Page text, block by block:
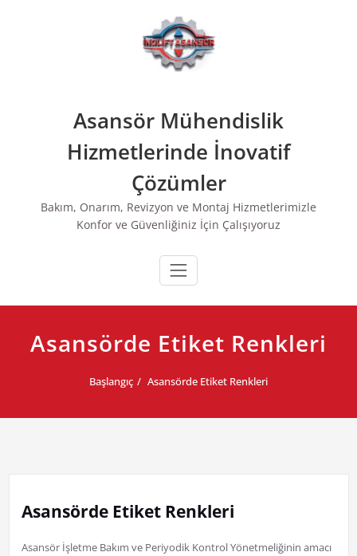
Asansör Mühendislik
Hizmetlerinde İnovatif
Çözümler
Bakım, Onarım, Revizyon ve Montaj Hizmetlerimizle
Konfor ve Güvenliğiniz İçin Çalışıyoruz
Asansörde Etiket Renkleri
Başlangıç Asansörde Etiket Renkleri
Asansörde Etiket Renkleri
Asansör İşletme Bakım ve Periyodik Kontrol Yönetmeliğinin amacı